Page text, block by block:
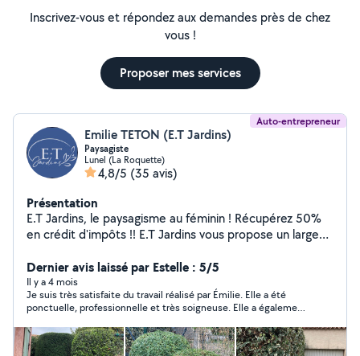
Inscrivez-vous et répondez aux demandes près de chez
vous !
Proposer mes services
Auto-entrepreneur
Emilie TETON (E.T Jardins)
Paysagiste
Lunel (La Roquette)
4,8/5 (35 avis)
Présentation
E.T Jardins, le paysagisme au féminin ! Récupérez 50%
en crédit d'impôts !! E.T Jardins vous propose un large
priorité. Titulaire d'un CAP Paysagiste, j'ai 29 ans et
j'habite à Lunel. Je propose mes services pour
l'entretien et la création d'espaces verts. Je suis outillée
et je propose des tarifs horaires ou forfaitaire. Je suis
disponible pour un entretien régulier ou occasionnel. Je
reste à l'écoute de vos attentes.
Dernier avis laissé par Estelle : 5/5
Il y a 4 mois
Je suis très satisfaite du travail réalisé par Émilie. Elle a été
ponctuelle, professionnelle et très soigneuse. Elle a également
recommande vivement ses services !